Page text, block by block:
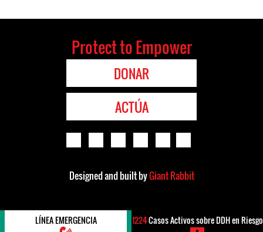
Protect to Empower
DONAR
ACTÚA
Designed and built byGiant Rabbit
LÍNEA EMERGENCIA 1224Casos Activos sobre DDH en Riesgo